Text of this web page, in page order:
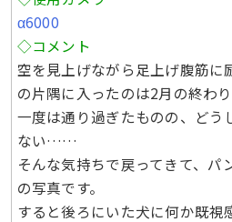
α6000
◇コメント
空を見上げながら足上げ腹筋に
の片隅に入ったのは2月の終わ
一度は通り過ぎたものの、どう
ない……
そんな気持ちで戻ってきて、パ
の写真です。
すると後ろにいた犬に何か既視